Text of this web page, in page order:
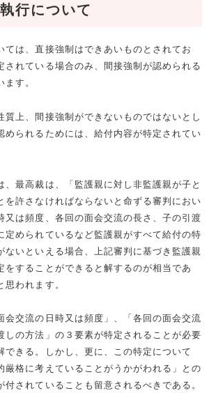
行について
は、直接強制はできあいものとされてお
されている場合のみ、間接強制が認められる
ます。
上、間接強制ができないものではないとし
められるためには、給付内容が特定されてい
最高裁は、「監護親に対し非監護親が子と
を許さなければならないと命ずる審判におい
又は頻度、各回の面会交流の長さ、子の引渡
定められているなど監護親がすべて給付の特
ないといえる場合、上記審判に基づき監護親
をすることができると解するのが相当であ
思われます。
交流の日時又は頻度」、「各回の面会交流
しの方法」の３要素が特定されることが必要
できる。しかし、更に、この特定について
厳格に考えていることがうかがわれる」との
付されていることも留意されるべきである。